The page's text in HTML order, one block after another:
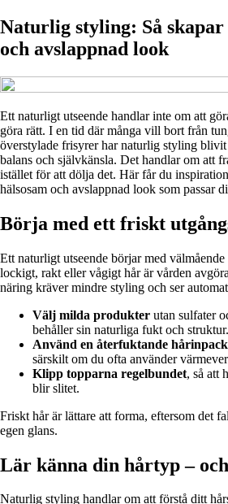
Naturlig styling: Så skapar
och avslappnad look
Ett naturligt utseende handlar inte om att
göra rätt. I en tid där många vill bort från
överstylade frisyrer har naturlig styling
balans och självkänsla. Det handlar om att
istället för att dölja det. Här får du
hälsosam och avslappnad look som passar
Börja med ett friskt
Ett naturligt utseende börjar med
lockigt, rakt eller vågigt hår är vården
näring kräver mindre styling och ser
Välj milda produkter utan sulfater
behåller sin naturliga fukt och struktur.
Använd en återfuktande
särskilt om du ofta använder
Klipp topparna regelbundet, så att
blir slitet.
Friskt hår är lättare att forma, eftersom det
egen glans.
Lär känna din hårtyp –
Naturlig styling handlar om att förstå ditt